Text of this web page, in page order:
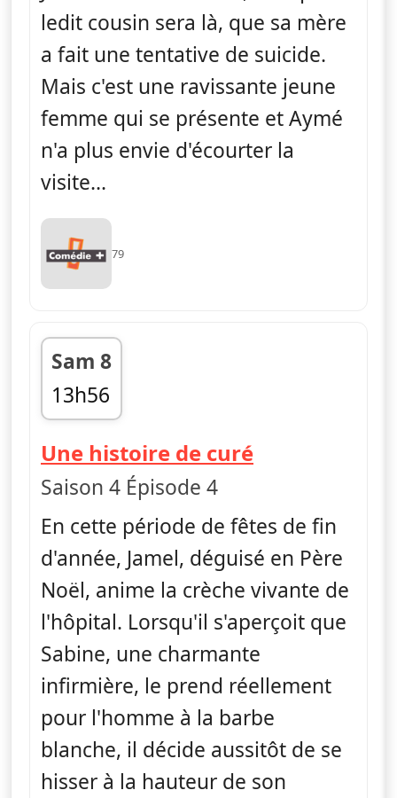
ledit cousin sera là, que sa mère
a fait une tentative de suicide.
Mais c'est une ravissante jeune
femme qui se présente et Aymé
n'a plus envie d'écourter la
visite...
79
Sam 8
13h56
fin 14h20
Une histoire de curé— H
Saison 4 Épisode 4
En cette période de fêtes de fin
d'année, Jamel, déguisé en Père
Noël, anime la crèche vivante de
l'hôpital. Lorsqu'il s'aperçoit que
Sabine, une charmante
infirmière, le prend réellement
pour l'homme à la barbe
blanche, il décide aussitôt de se
hisser à la hauteur de son